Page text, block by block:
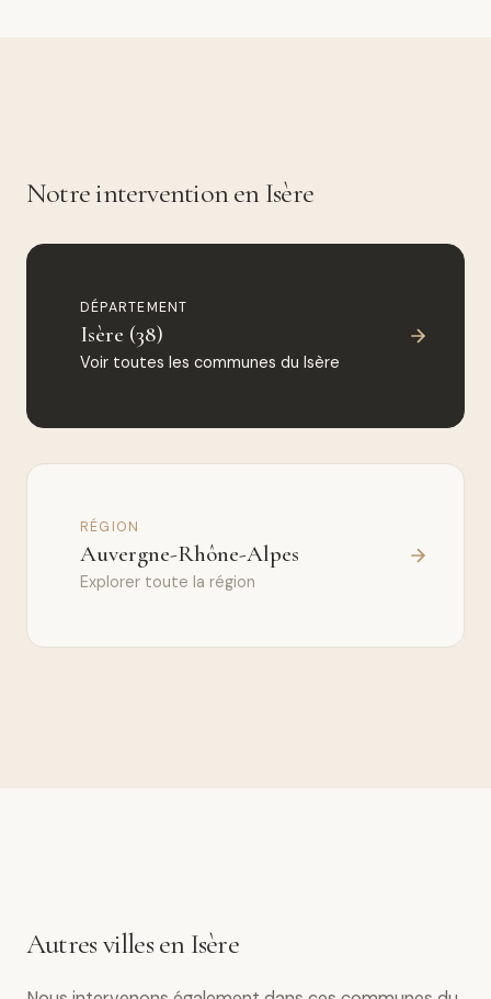
Notre intervention en Isère
DÉPARTEMENT
Isère (38)
Voir toutes les communes du Isère
RÉGION
Auvergne-Rhône-Alpes
Explorer toute la région
Autres villes en Isère